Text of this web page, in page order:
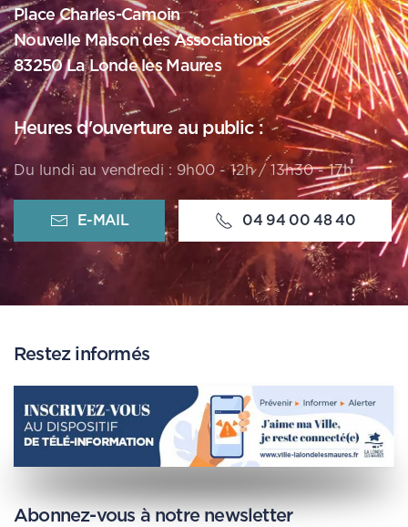
Place Charles-Camoin
Nouvelle Maison des Associations
83250 La Londe les Maures
Heures d'ouverture au public :
Du lundi au vendredi : 9h00 - 12h / 13h30 - 17h
E-MAIL 04 94 00 48 40
Restez informés
Abonnez-vous à notre newsletter